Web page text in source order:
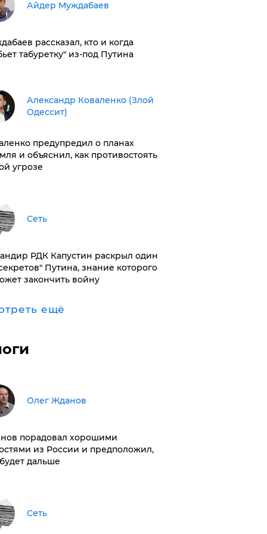
Айдер Муждабаев
рассказал, кто и когда
табуретку" из-под Путина
Александр Коваленко (Злой
Одессит)
предупредил о планах
и объяснил, как противостоять
угрозе
Сеть
РДК Капустин раскрыл один
Путина, знание которого
закончить войну
ещё
Олег Жданов
порадовал хорошими
из России и предположил,
дальше
Сеть